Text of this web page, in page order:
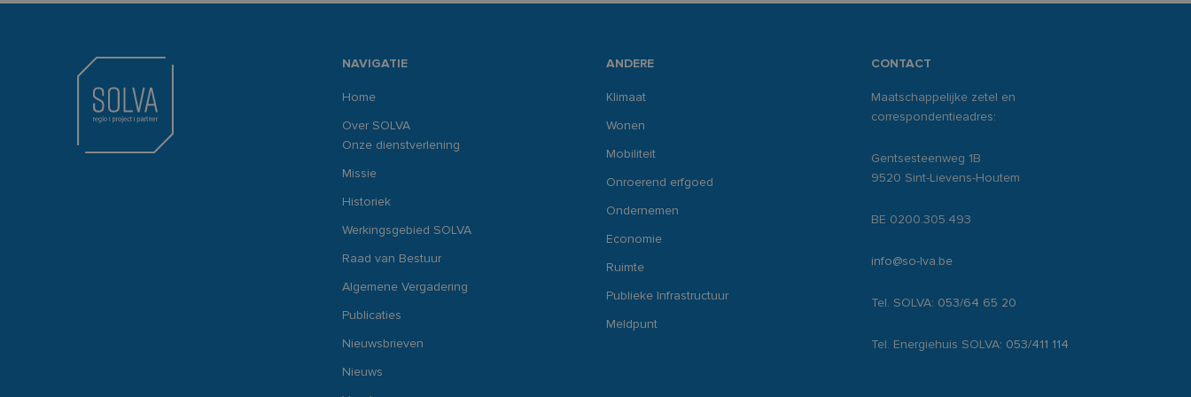
NAVIGATIE
Home
Over SOLVA
Onze dienstverlening
Missie
Historiek
Werkingsgebied SOLVA
Raad van Bestuur
Algemene Vergadering
Publicaties
Nieuwsbrieven
Nieuws
ANDERE
Klimaat
Wonen
Mobiliteit
Onroerend erfgoed
Ondernemen
Economie
Ruimte
Publieke Infrastructuur
Meldpunt
CONTACT
Maatschappelijke zetel en
correspondentieadres:
Gentsesteenweg 1B
9520 Sint-Lievens-Houtem
BE 0200.305.493
info@so-lva.be
Tel. SOLVA: 053/64 65 20
Tel. Energiehuis SOLVA: 053/411 114